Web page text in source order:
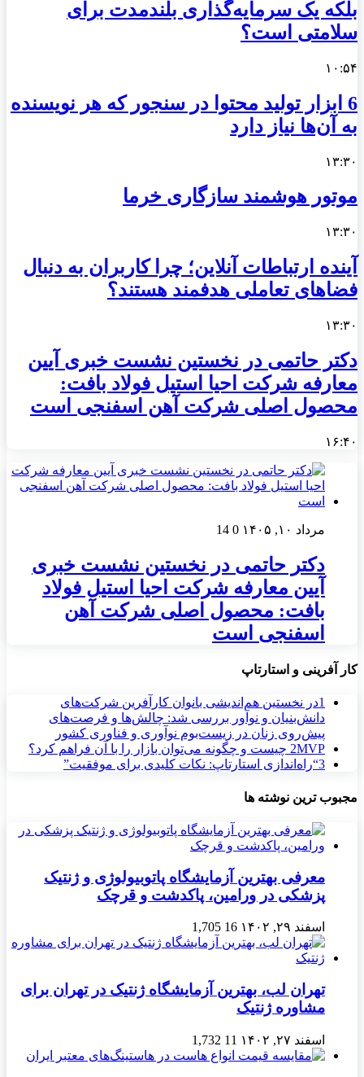
بلکه یک سرمایه‌گذاری بلندمدت برای
سلامتی است؟
۱۰:۵۴
6 ابزار تولید محتوا در سنجور که هر نویسنده
به آن‌ها نیاز دارد
۱۳:۳۰
موتور هوشمند سازگاری خرما
۱۳:۳۰
آینده ارتباطات آنلاین؛ چرا کاربران به دنبال
فضاهای تعاملی هدفمند هستند؟
۱۳:۳۰
دکتر حاتمی در نخستین نشست خبری آیین
معارفه شرکت احیا استیل فولاد بافت:
محصول اصلی شرکت آهن اسفنجی است
۱۶:۴۰
مرداد ۱۰, ۱۴۰۵ 0
14
دکتر حاتمی در نخستین نشست خبری
آیین معارفه شرکت احیا استیل فولاد
بافت: محصول اصلی شرکت آهن
اسفنجی است
کار آفرینی و استارتاپ
1در نخستین هم‌اندیشی بانوان کارآفرین شرکت‌های
دانش‌بنیان و نوآور بررسی شد: چالش‌ها و فرصت‌های
پیش‌روی زنان در زیست‌بوم نوآوری و فناوری کشور
2MVP چیست و چگونه می‌توان بازار را با آن فراهم کرد؟
3“راه‌اندازی استارتاپ: نکات کلیدی برای موفقیت”
مجبوب ترین نوشته ها
معرفی بهترین آزمایشگاه پاتوبیولوژی و ژنتیک
پزشکی در ورامین، پاکدشت و قرچک
اسفند ۲۹, ۱۴۰۲ 16
1,705
تهران لب، بهترین آزمایشگاه ژنتیک در تهران برای
مشاوره ژنتیک
اسفند ۲۷, ۱۴۰۲ 11
1,732